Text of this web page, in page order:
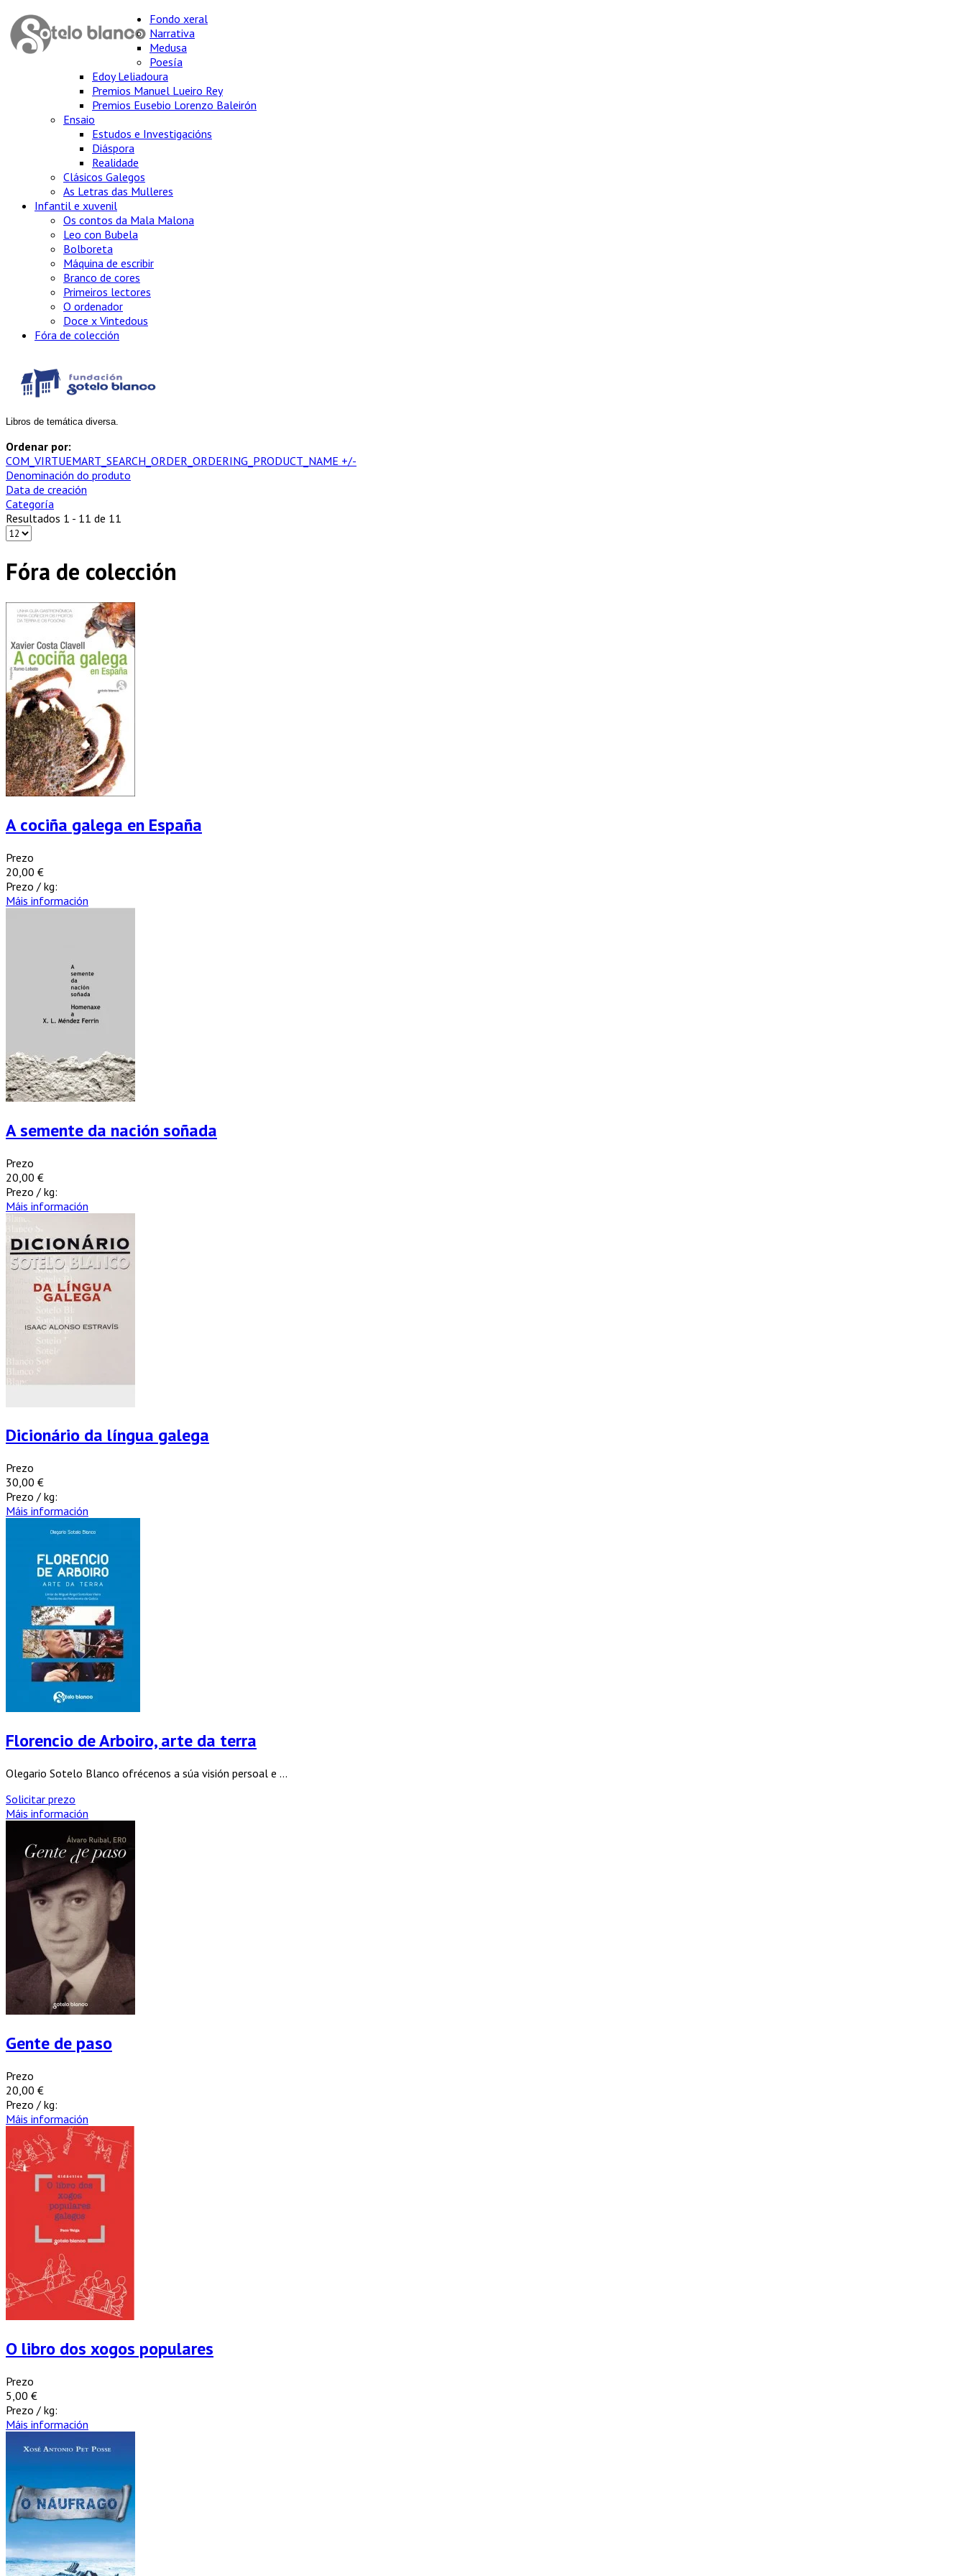
Fondo xeral
Narrativa
Medusa
Poesía
Edoy Leliadoura
Premios Manuel Lueiro Rey
Premios Eusebio Lorenzo Baleirón
Ensaio
Estudos e Investigacións
Diáspora
Realidade
Clásicos Galegos
As Letras das Mulleres
Infantil e xuvenil
Os contos da Mala Malona
Leo con Bubela
Bolboreta
Máquina de escribir
Branco de cores
Primeiros lectores
O ordenador
Doce x Vintedous
Fóra de colección
Libros de temática diversa.
Ordenar por:
COM_VIRTUEMART_SEARCH_ORDER_ORDERING_PRODUCT_NAME +/-
Denominación do produto
Data de creación
Categoría
Resultados 1 - 11 de 11
Fóra de colección
A cociña galega en España
Prezo
20,00 €
Prezo / kg:
Máis información
A semente da nación soñada
Prezo
20,00 €
Prezo / kg:
Máis información
Dicionário da língua galega
Prezo
30,00 €
Prezo / kg:
Máis información
Florencio de Arboiro, arte da terra
Olegario Sotelo Blanco ofrécenos a súa visión persoal e ...
Solicitar prezo
Máis información
Gente de paso
Prezo
20,00 €
Prezo / kg:
Máis información
O libro dos xogos populares
Prezo
5,00 €
Prezo / kg:
Máis información